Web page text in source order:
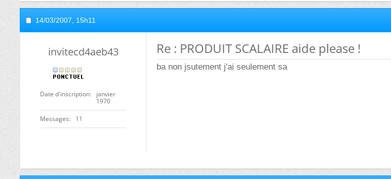
14/03/2007, 15h11
invitecd4aeb43
Date d'inscription
janvier
1970
Messages 11
Re : PRODUIT SCALAIRE aide please !
ba non jsutement j'ai seulement sa